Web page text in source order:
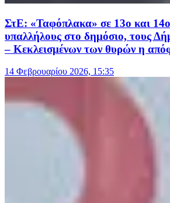
ΣτΕ: «Ταφόπλακα» σε 13ο και 14ο
υπαλλήλους στο δημόσιο, τους
– Κεκλεισμένων των θυρών η
14 Φεβρουαρίου 2026, 15:35